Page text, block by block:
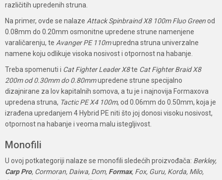
različitih upredenih struna.
Na primer, ovde se nalaze Attack Spinbraind X8 100m Fluo Greenod
0.08mm do 0.20mm osmonitne upredene strune namenjene
varaličarenju, te Avanger PE 110mupredna struna univerzalne
namene koju odlikuje visoka nosivost i otpornost na habanje.
Treba spomenuti i Cat Fighter Leader X8te Cat Fighter Braid X8
200m od 0.30mm do 0.80mmupredene strune specijalno
dizajnirane za lov kapitalnih somova, a tu je i najnovija Formaxova
upredena struna, Tactic PE X4 100m, od 0.06mm do 0.50mm, koja je
izrađena upredanjem 4 Hybrid PE niti što joj donosi visoku nosivost,
otpornost na habanje i veoma malu istegljivost.
Monofili
U ovoj potkategoriji nalaze se monofili sledećih proizvođača: Berkley,
Carp Pro, Cormoran, Daiwa, Dom, Formax, Fox, Guru, Korda, Milo,